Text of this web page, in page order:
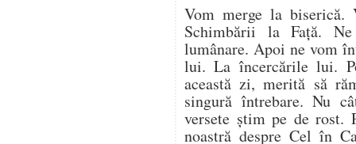
Vom merge la biserică.
Schimbării la Față.
lumânare. Apoi ne vom
lui. La încercările lui.
această zi, merită să
singură întrebare. Nu
versete știm pe de rost.
noastră despre Cel în